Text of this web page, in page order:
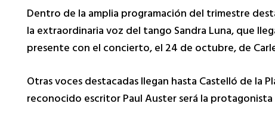
Dentro de la amplia programación del trimestre
la extraordinaria voz del tango Sandra Luna, que
presente con el concierto, el 24 de octubre, de
Otras voces destacadas llegan hasta Castelló de la
reconocido escritor Paul Auster será la